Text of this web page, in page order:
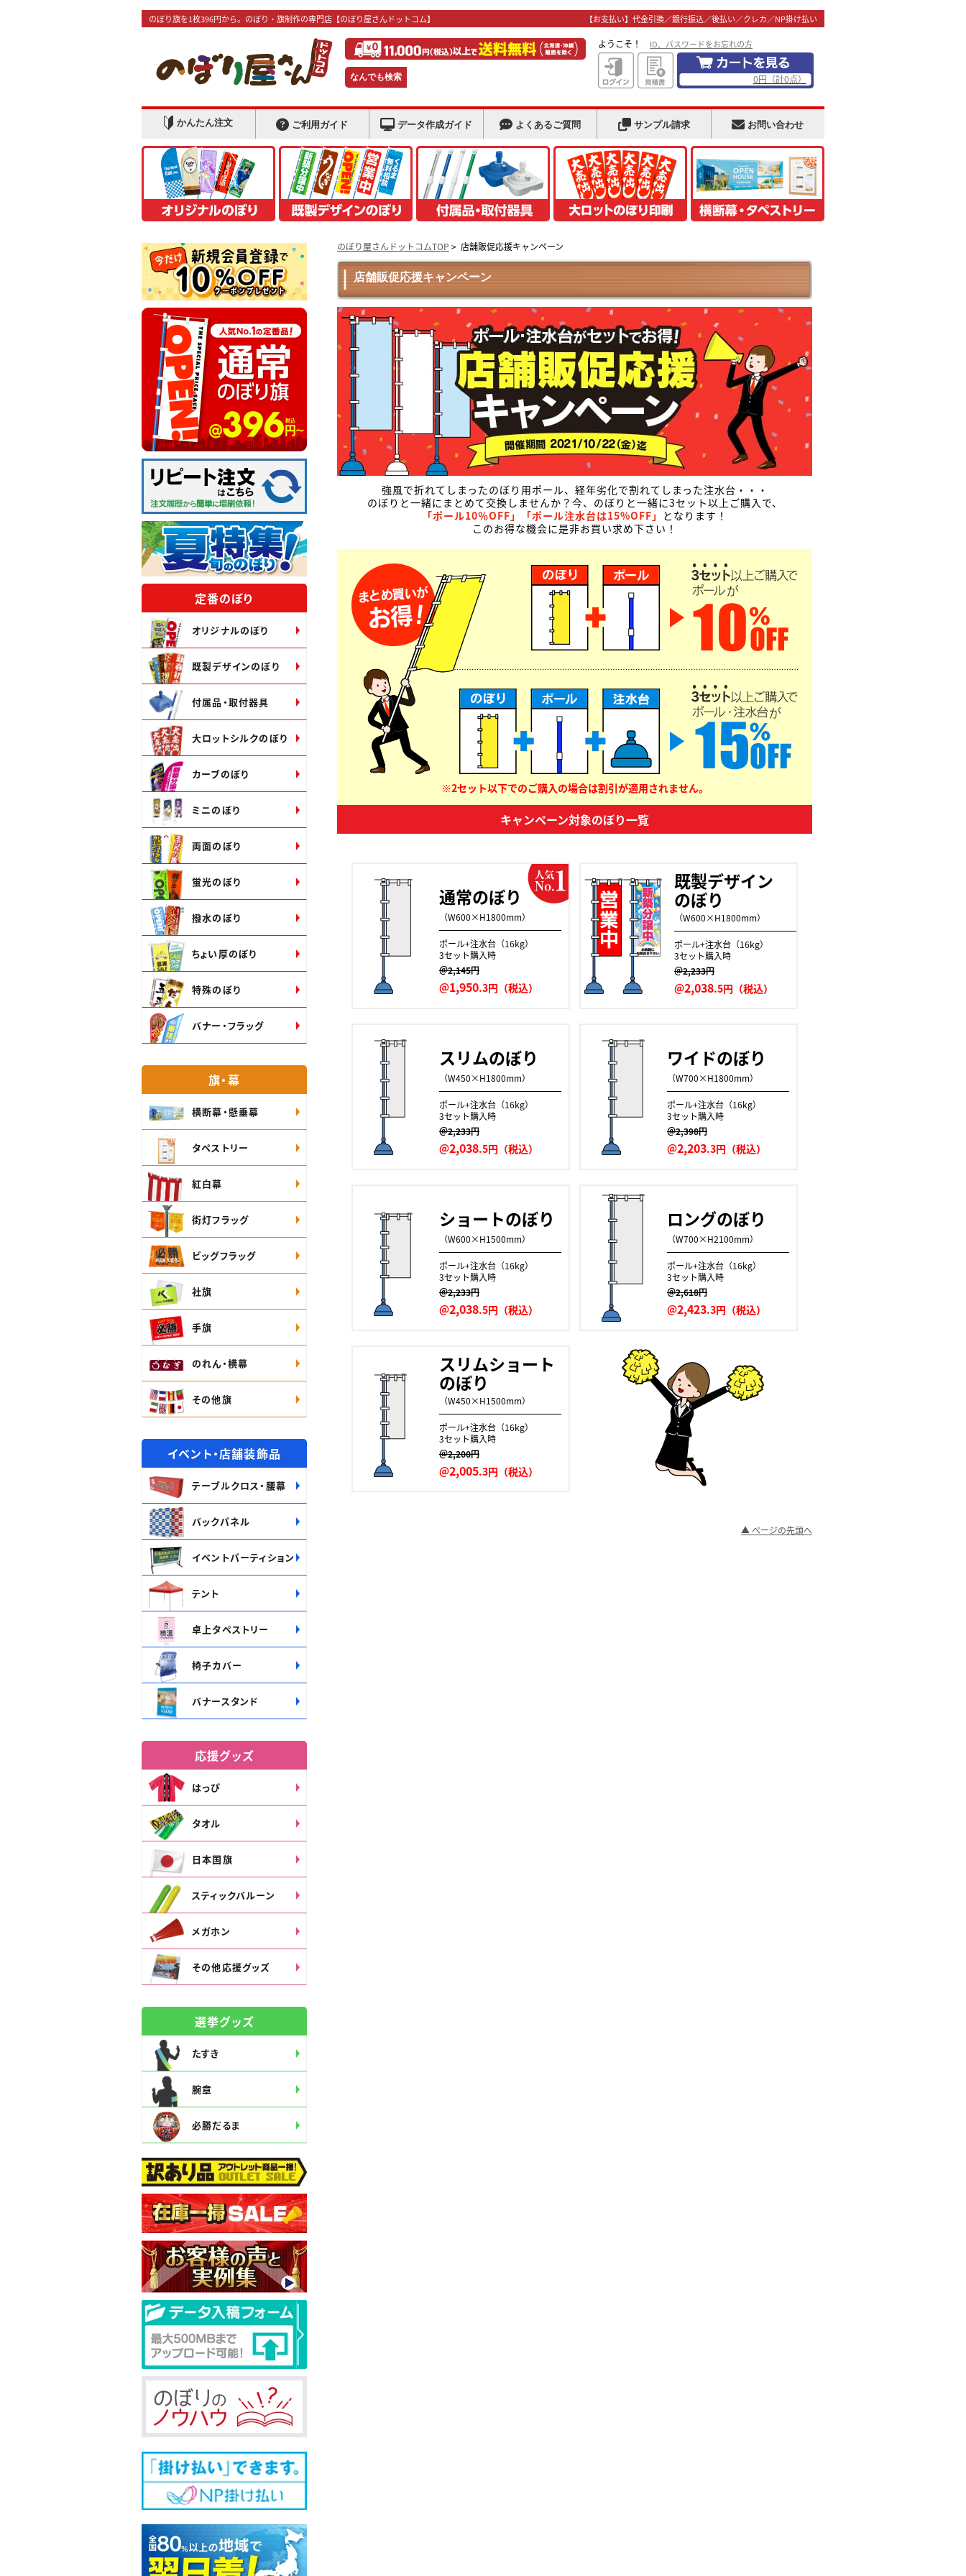
のぼり旗を1枚396円から。のぼり・旗制作の専門店 【のぼり屋さんドットコム】 【お支払い】代金引換／銀行振込／後払い／クレカ／NP掛け払い
なんでも検索
ようこそ！ ID、パスワードをお忘れの方
0円 （計0点）
かんたん注文 ご利用ガイド データ作成ガイド よくあるご質問 サンプル請求 お問い合わせ
のぼり屋さんドットコムTOP > 店舗販促応援キャンペーン
店舗販促応援キャンペーン
強風で折れてしまったのぼり用ポール、経年劣化で割れてしまった注水台・・・
のぼりと一緒にまとめて交換しませんか？今、のぼりと一緒に3セット以上ご購入で、
「ポール10％OFF」「ポール注水台は15%OFF」 となります！
このお得な機会に是非お買い求め下さい！
※2セット以下でのご購入の場合は割引が適用されません。
キャンペーン対象のぼり一覧
通常のぼり
（W600×H1800mm）
ポール+注水台（16kg）
3セット購入時
＠2,145円
＠1,950.3円（税込）
既製デザイン
のぼり
（W600×H1800mm）
ポール+注水台（16kg）
3セット購入時
＠2,233円
＠2,038.5円（税込）
スリムのぼり
（W450×H1800mm）
ポール+注水台（16kg）
3セット購入時
＠2,233円
＠2,038.5円（税込）
ワイドのぼり
（W700×H1800mm）
ポール+注水台（16kg）
3セット購入時
＠2,398円
＠2,203.3円（税込）
ショートのぼり
（W600×H1500mm）
ポール+注水台（16kg）
3セット購入時
＠2,233円
＠2,038.5円（税込）
ロングのぼり
（W700×H2100mm）
ポール+注水台（16kg）
3セット購入時
＠2,618円
＠2,423.3円（税込）
スリムショート
のぼり
（W450×H1500mm）
ポール+注水台（16kg）
3セット購入時
＠2,200円
＠2,005.3円（税込）
▲ ページの先頭へ
定番のぼり
オリジナルのぼり
既製デザインのぼり
付属品・取付器具
大ロットシルクのぼり
カーブのぼり
ミニのぼり
両面のぼり
蛍光のぼり
撥水のぼり
ちょい厚のぼり
特殊のぼり
バナー・フラッグ
旗・幕
横断幕・懸垂幕
タペストリー
紅白幕
街灯フラッグ
ビッグフラッグ
社旗
手旗
のれん・横幕
その他旗
イベント・店舗装飾品
テーブルクロス・腰幕
バックパネル
イベントパーティション
テント
卓上タペストリー
椅子カバー
バナースタンド
応援グッズ
はっぴ
タオル
日本国旗
スティックバルーン
メガホン
その他応援グッズ
選挙グッズ
たすき
腕章
必勝だるま